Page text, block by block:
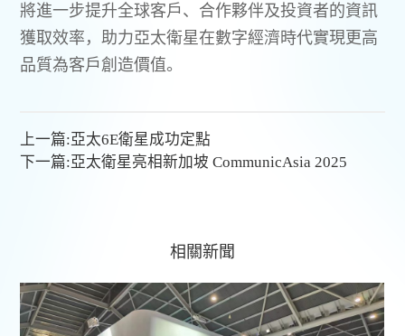
將進一步提升全球客戶、合作夥伴及投資者的資訊
獲取效率，助力亞太衛星在數字經濟時代實現更高
品質為客戶創造價值。
上一篇:亞太6E衛星成功定點
下一篇:亞太衛星亮相新加坡 CommunicAsia 2025
相關新聞